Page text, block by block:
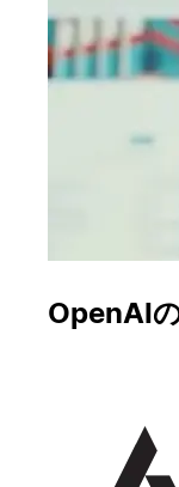
OpenAI
直感的に使え